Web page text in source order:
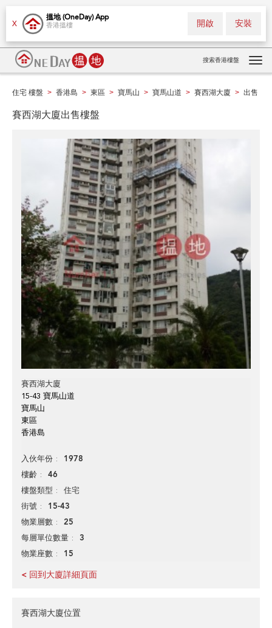
X
搵地 (OneDay) App
香港搵樓 安裝
開啟
搜索香港樓盤
住宅 樓盤 > 香港島 > 東區 > 寶馬山 > 寶馬山道 > 賽西湖大廈 > 出售
賽西湖大廈出售樓盤
賽西湖大廈
15-43 寶馬山道
寶馬山
東區
香港島
入伙年份 1978
樓齡 46
樓盤類型 住宅
街號 15-43
物業層數 25
每層單位數量 3
物業座數 15
< 回到大廈詳細頁面
賽西湖大廈位置